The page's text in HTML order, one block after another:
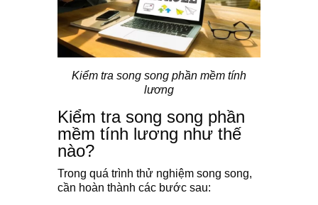
Kiểm tra song song phần mềm tính
lương
Kiểm tra song song phần
mềm tính lương như thế
nào?
Trong quá trình thử nghiệm song song,
cần hoàn thành các bước sau: